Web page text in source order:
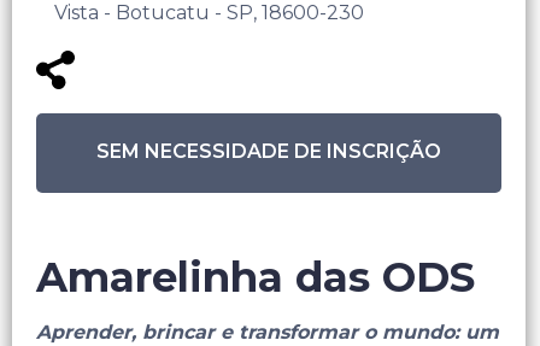
Vista - Botucatu - SP, 18600-230
SEM NECESSIDADE DE INSCRIÇÃO
Amarelinha das ODS
Aprender, brincar e transformar o mundo: um